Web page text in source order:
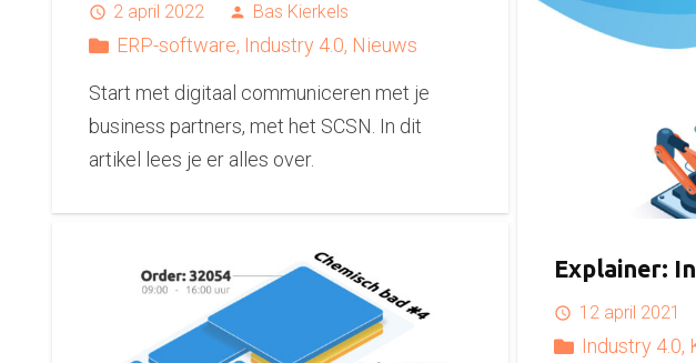
access_time 2 april 2022 person Bas Kierkels
ERP-software, Industry 4.0, Nieuws
Start met digitaal communiceren met je
business partners, met het SCSN. In dit
artikel lees je er alles over.
Explainer:
access_time 12 april 2021
Industry 4.0,